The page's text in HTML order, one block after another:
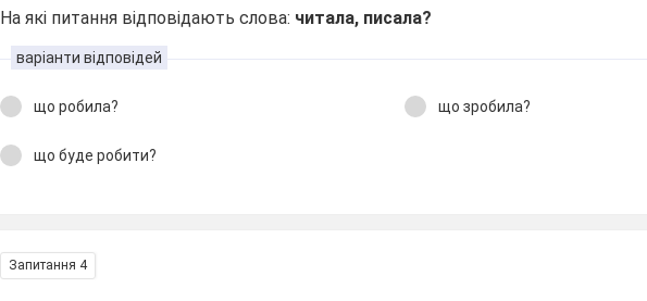
На які питання відповідають слова: читала, писала?
варіанти відповідей
що робила? що зробила?
що буде робити?
Запитання 4